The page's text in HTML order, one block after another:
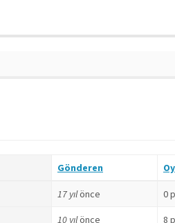
Gönderen
17 yılönce 0
10 yılönce 8